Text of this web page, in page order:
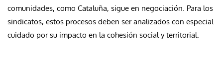
comunidades, como Cataluña, sigue en negociación. Para los
sindicatos, estos procesos deben ser analizados con especial
cuidado por su impacto en la cohesión social y territorial.